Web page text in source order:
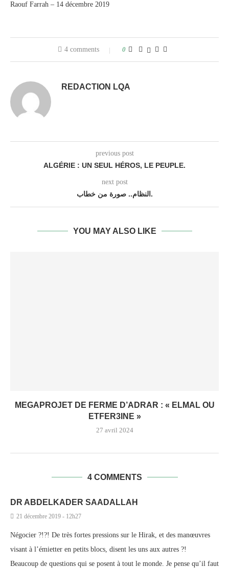
Raouf Farrah – 14 décembre 2019
4 comments 0
REDACTION LQA
previous post
ALGÉRIE : UN SEUL HÉROS, LE PEUPLE.
next post
النظام.. صورة من خطاب.
YOU MAY ALSO LIKE
MEGAPROJET DE FERME D’ADRAR : « ELMAL OU
ETFER3INE »
27 avril 2024
4 COMMENTS
DR ABDELKADER SAADALLAH
21 décembre 2019 - 12h27
Négocier ?!?! De très fortes pressions sur le Hirak, et des manœuvres
visant à l’émietter en petits blocs, disent les uns aux autres ?!
Beaucoup de questions qui se posent à tout le monde. Je pense qu’il faut